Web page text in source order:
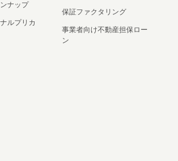
ナップ
ルプリカ
保証ファクタリング
事業者向け不動産担保ロー
ン